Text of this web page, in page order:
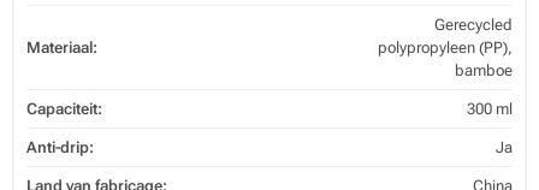
Materiaal:
Gerecycled
polypropyleen (PP),
bamboe
Capaciteit: 300 ml
Anti-drip: Ja
Land van fabricage: China